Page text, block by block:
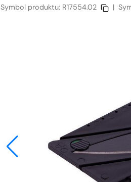
Symbol produktu: R17554.02 |